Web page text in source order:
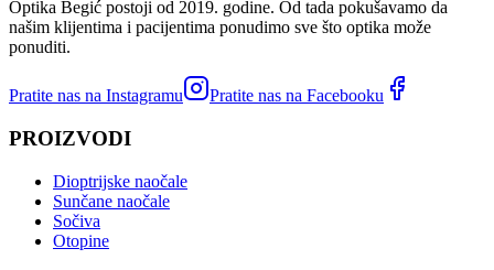
Optika Begić postoji od 2019. godine. Od tada pokušavamo da
našim klijentima i pacijentima ponudimo sve što optika može
ponuditi.
Pratite nas na Instagramu Pratite nas na Facebooku
PROIZVODI
Dioptrijske naočale
Sunčane naočale
Sočiva
Otopine